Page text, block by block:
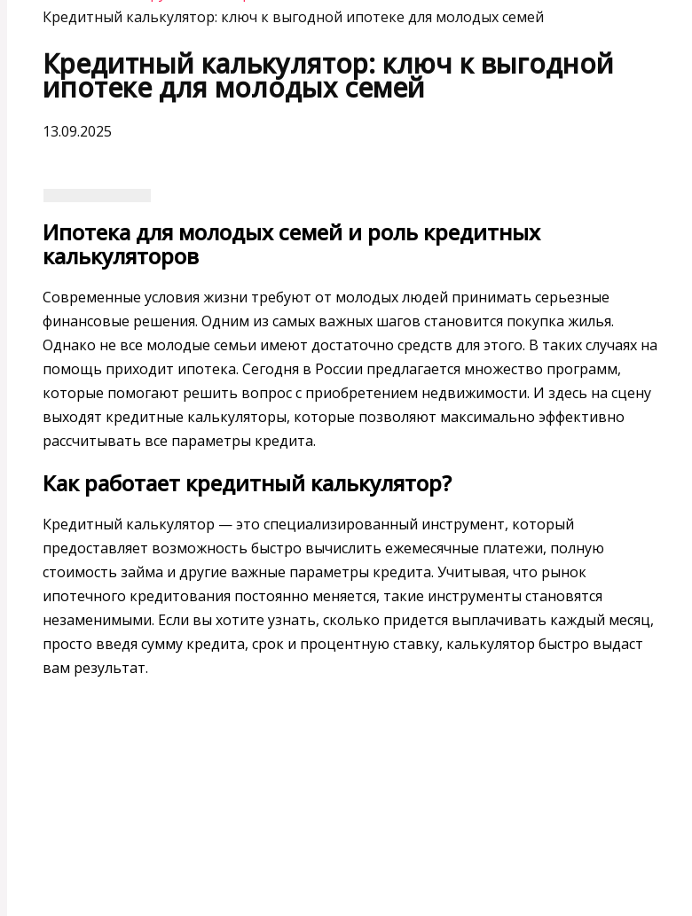
Кредитный калькулятор: ключ к выгодной ипотеке для молодых семей
Кредитный калькулятор: ключ к выгодной
ипотеке для молодых семей
13.09.2025
Ипотека для молодых семей и роль кредитных
калькуляторов
Современные условия жизни требуют от молодых людей принимать серьезные
финансовые решения. Одним из самых важных шагов становится покупка жилья.
Однако не все молодые семьи имеют достаточно средств для этого. В таких случаях на
помощь приходит ипотека. Сегодня в России предлагается множество программ,
которые помогают решить вопрос с приобретением недвижимости. И здесь на сцену
выходят кредитные калькуляторы, которые позволяют максимально эффективно
рассчитывать все параметры кредита.
Как работает кредитный калькулятор?
Кредитный калькулятор — это специализированный инструмент, который
предоставляет возможность быстро вычислить ежемесячные платежи, полную
стоимость займа и другие важные параметры кредита. Учитывая, что рынок
ипотечного кредитования постоянно меняется, такие инструменты становятся
незаменимыми. Если вы хотите узнать, сколько придется выплачивать каждый месяц,
просто введя сумму кредита, срок и процентную ставку, калькулятор быстро выдаст
вам результат.